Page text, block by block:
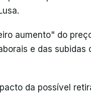
aumento" do
e das
da possível